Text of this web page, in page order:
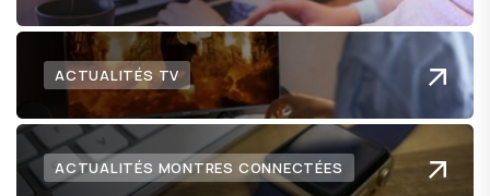
ACTUALITÉS TV
ACTUALITÉS MONTRES CONNECTÉES